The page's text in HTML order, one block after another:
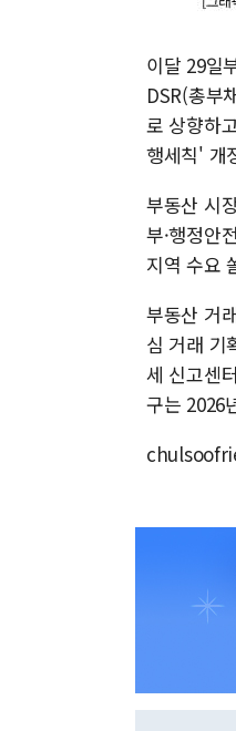
이달 29일
DSR(총부
로 상향하
행세칙' 개
부동산 시
부·행정안
지역 수요
부동산 거
심 거래 기
세 신고센
구는 2026